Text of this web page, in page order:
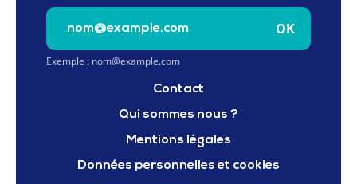
Saisissez votre e-mail pour vous inscrire à la
Exemple : nom@example.com
OK
Contact
Qui sommes nous ?
Mentions légales
Données personnelles et cookies